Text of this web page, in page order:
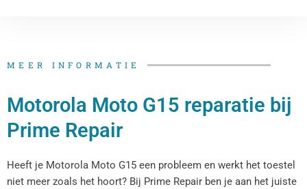
MEER INFORMATIE
Motorola Moto G15 reparatie bij
Prime Repair
Heeft je Motorola Moto G15 een probleem en werkt het toestel
niet meer zoals het hoort? Bij Prime Repair ben je aan het juiste